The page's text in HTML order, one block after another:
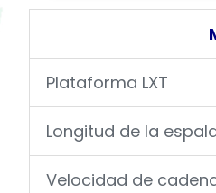
Plataforma LXT
Longitud de la
Velocidad de